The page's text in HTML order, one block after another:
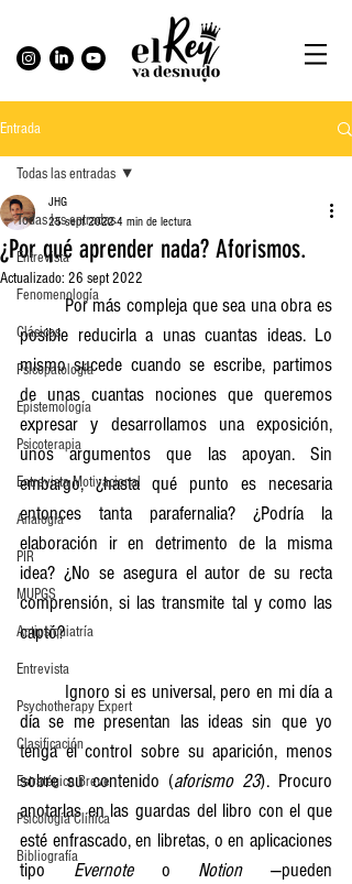
Entrada
Todas las entradas
Entrevista
Fenomenología
Clásicos
Psicopatología
Epistemología
Psicoterapia
Entrevista Motivacional
Analogía
PIR
MUPGS
Antipsiquiatría
Entrevista
Psychotherapy Expert
Clasificación
Estratégica Breve
Psicología Clínica
Bibliografía
Todas las entradas
¿Por qué aprender nada? Aforismos.
JHG
25 sept 20224 min de lectura
Actualizado: 26 sept 2022
	Por más compleja que sea una obra es
posible reducirla a unas cuantas ideas. Lo
mismo sucede cuando se escribe, partimos
de unas cuantas nociones que queremos
expresar y desarrollamos una exposición,
unos argumentos que las apoyan. Sin
embargo, ¿hasta qué punto es necesaria
entonces tanta parafernalia? ¿Podría la
elaboración ir en detrimento de la misma
idea? ¿No se asegura el autor de su recta
comprensión, si las transmite tal y como las
captó?
día se me presentan las ideas sin que yo
tenga el control sobre su aparición, menos
sobre su contenido (aforismo 23). Procuro
anotarlas en las guardas del libro con el que
esté enfrascado, en libretas, o en aplicaciones
tipo Evernote o Notion —pueden